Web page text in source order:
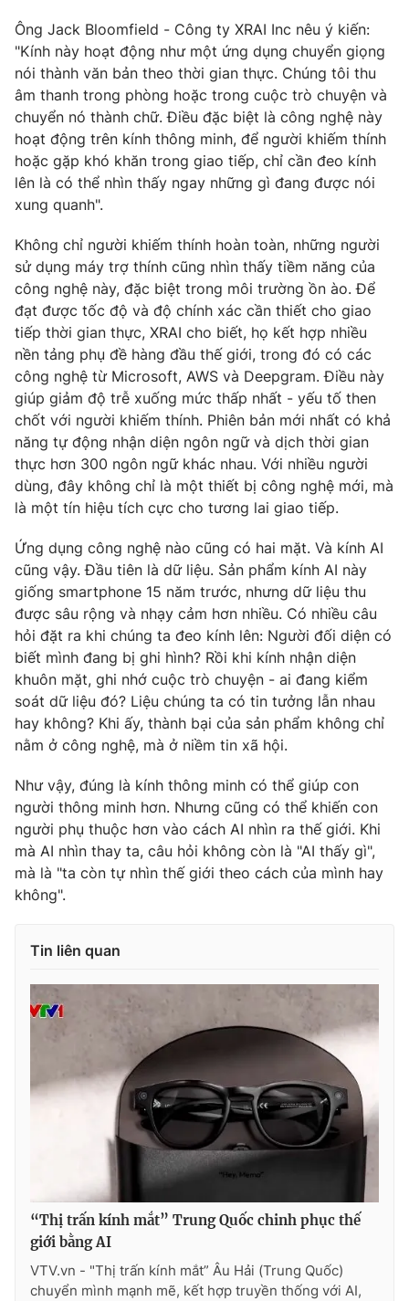
Ông Jack Bloomfield - Công ty XRAI Inc nêu ý kiến:
"Kính này hoạt động như một ứng dụng chuyển giọng
nói thành văn bản theo thời gian thực. Chúng tôi thu
âm thanh trong phòng hoặc trong cuộc trò chuyện và
chuyển nó thành chữ. Điều đặc biệt là công nghệ này
hoạt động trên kính thông minh, để người khiếm thính
hoặc gặp khó khăn trong giao tiếp, chỉ cần đeo kính
lên là có thể nhìn thấy ngay những gì đang được nói
xung quanh".
Không chỉ người khiếm thính hoàn toàn, những người
sử dụng máy trợ thính cũng nhìn thấy tiềm năng của
công nghệ này, đặc biệt trong môi trường ồn ào. Để
đạt được tốc độ và độ chính xác cần thiết cho giao
tiếp thời gian thực, XRAI cho biết, họ kết hợp nhiều
nền tảng phụ đề hàng đầu thế giới, trong đó có các
công nghệ từ Microsoft, AWS và Deepgram. Điều này
giúp giảm độ trễ xuống mức thấp nhất - yếu tố then
chốt với người khiếm thính. Phiên bản mới nhất có khả
năng tự động nhận diện ngôn ngữ và dịch thời gian
thực hơn 300 ngôn ngữ khác nhau. Với nhiều người
dùng, đây không chỉ là một thiết bị công nghệ mới, mà
là một tín hiệu tích cực cho tương lai giao tiếp.
Ứng dụng công nghệ nào cũng có hai mặt. Và kính AI
cũng vậy. Đầu tiên là dữ liệu. Sản phẩm kính AI này
giống smartphone 15 năm trước, nhưng dữ liệu thu
được sâu rộng và nhạy cảm hơn nhiều. Có nhiều câu
hỏi đặt ra khi chúng ta đeo kính lên: Người đối diện có
biết mình đang bị ghi hình? Rồi khi kính nhận diện
khuôn mặt, ghi nhớ cuộc trò chuyện - ai đang kiểm
soát dữ liệu đó? Liệu chúng ta có tin tưởng lẫn nhau
hay không? Khi ấy, thành bại của sản phẩm không chỉ
nằm ở công nghệ, mà ở niềm tin xã hội.
Như vậy, đúng là kính thông minh có thể giúp con
người thông minh hơn. Nhưng cũng có thể khiến con
người phụ thuộc hơn vào cách AI nhìn ra thế giới. Khi
mà AI nhìn thay ta, câu hỏi không còn là "AI thấy gì",
mà là "ta còn tự nhìn thế giới theo cách của mình hay
không".
Tin liên quan
“Thị trấn kính mắt” Trung Quốc chinh phục thế
giới bằng AI
VTV.vn - "Thị trấn kính mắt” Âu Hải (Trung Quốc)
chuyển mình mạnh mẽ, kết hợp truyền thống với AI,